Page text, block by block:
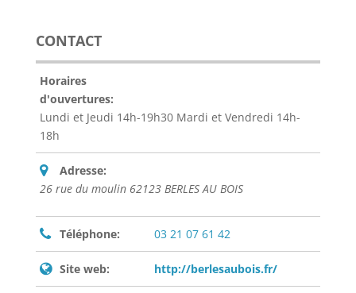
CONTACT
Horaires
d'ouvertures:
Lundi et Jeudi 14h-19h30 Mardi et Vendredi 14h-
18h
Adresse:
26 rue du moulin 62123 BERLES AU BOIS
Téléphone: 03 21 07 61 42
Site web: http://berlesaubois.fr/